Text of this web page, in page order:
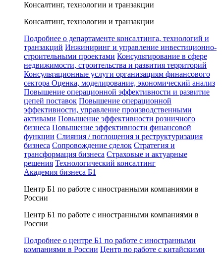
Консалтинг, технологии и транзакции
Консалтинг, технологии и транзакции
Подробнее о департаменте консалтинга, технологий и
транзакций Инжиниринг и управление инвестиционно-
строительными проектами Консультирование в сфере
недвижимости, строительства и развития территорий
Консультационные услуги организациям финансового
сектора Оценка, моделирование, экономический анализ
Повышение операционной эффективности и развитие
цепей поставок Повышение операционной
эффективности, управление производственными
активами Повышение эффективности розничного
бизнеса Повышение эффективности финансовой
функции Слияния / поглощения и реструктуризация
бизнеса Сопровождение сделок Стратегия и
трансформация бизнеса Страховые и актуарные
решения Технологический консалтинг
Академия бизнеса Б1
Центр Б1 по работе с иностранными компаниями в
России
Центр Б1 по работе с иностранными компаниями в
России
Подробнее о центре Б1 по работе с иностранными
компаниями в России Центр по работе с китайскими